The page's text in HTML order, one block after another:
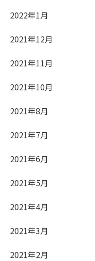
2022年1月
2021年12月
2021年11月
2021年10月
2021年8月
2021年7月
2021年6月
2021年5月
2021年4月
2021年3月
2021年2月